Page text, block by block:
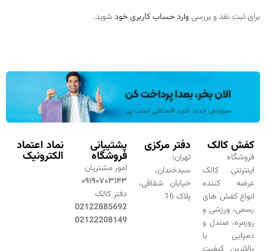
برای ثبت نقد و بررسیوارد حساب کاربری خودشوید.
کفش کالک
فروشگاه
اینترنتی کالک
عرضه کننده
انواع کفش های
رسمی، ورزشی و
روزمره، صندل و
دمپایی با
دفتر مرکزی
تهران؛
سیدخندان،
خیابان شقاقی،
پلاک 16
پشتیبانی
فروشگاه
امور مشتریان
۰۹۱۹۰۷۰۳۱۴۳
دفتر کالک
02122885692
02122208149
نماد اعتماد
الکترونیک